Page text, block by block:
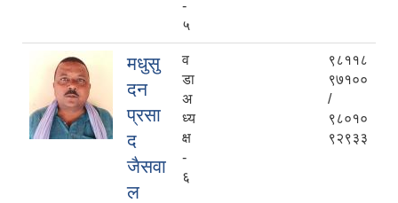
-
५
मधुसु
दन
प्रसा
द
जैसवा
ल
व
डा
अ
ध्य
क्ष
-
६
९८११८
९७१००
/
९८०१०
९२९३३